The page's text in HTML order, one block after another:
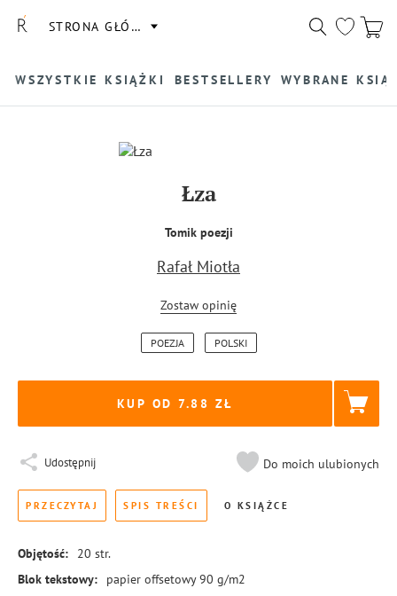
STRONA GŁÓWNA
WSZYSTKIE KSIĄŻKI BESTSELLERY WYBRANE
Łza
Tomik poezji
Rafał Miotła
Zostaw opinię
POEZJA POLSKI
KUP OD 7.88
Udostępnij Do moich ulubionych
PRZECZYTAJ SPIS TREŚCI O KSIĄŻCE
Objętość: 20 str.
Blok tekstowy:
papier offsetowy 90 g/m2